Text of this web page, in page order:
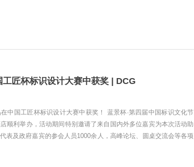
匠杯标识设计大赛中获奖 | DCG
中国工匠杯标识设计大赛中获奖！ 蓝景杯·第四届中国标识文化节
顺利举办，活动期间特别邀请了来自国内外多位嘉宾为本次活动助
表及政府嘉宾的参会人员1000余人，高峰论坛、圆桌交流会等各项